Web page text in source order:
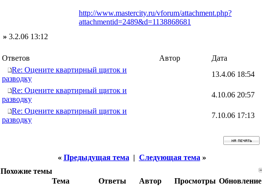
http://www.mastercity.ru/vforum/attachment.php?
attachmentid=2489&d=1138868681
» 3.2.06 13:12
Ответов Автор
Дата
Re: Оцените квартирный щиток и
разводку
13.4.06 18:54
Re: Оцените квартирный щиток и
разводку
4.10.06 20:57
Re: Оцените квартирный щиток и
разводку
7.10.06 17:13
« Предыдущая тема | Следующая тема »
Похожие темы
Тема
Ответы Автор Просмотры Обновление